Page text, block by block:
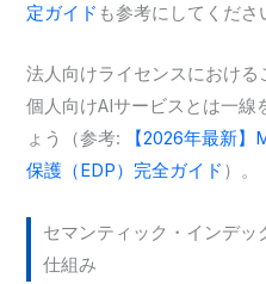
定ガイド も参考にしてくださ
法人向けライセンスにおける
個人向けAIサービスとは一線
ょう（参考:
【2026年最新
保護（EDP）完全ガイド ）。
セマンティック・インデ
仕組み